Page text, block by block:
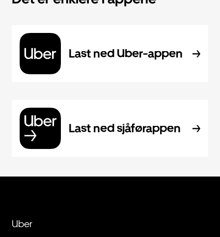
Last ned Uber-appen
Last ned sjåførappen
Uber